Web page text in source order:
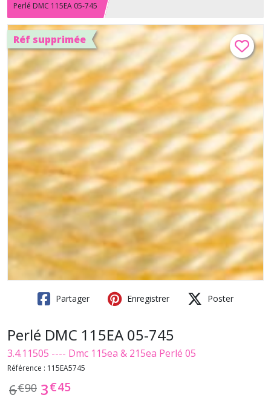
Perlé DMC 115EA 05-745
Réf supprimée
Partager Enregistrer Poster
Perlé DMC 115EA 05-745
3.4.11505 ---- Dmc 115ea & 215ea Perlé 05
Référence : 115EA5745
6€90 3€45